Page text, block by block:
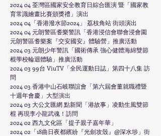
2024 04 荃灣區國家安全教育日綜合匯演 暨 「國家教
育常識繪畫比賽頒獎禮 」 演出
2024 04 「香港潑水節2024」 荔枝角站 街頭演出
2024 04 元朗警區耆樂警訊「香港浸信會聯會浸會園
元朗警區耆樂案『交安國安』體驗營」推廣活動
2024 03 元朗少年警訊「國術傳承 強心健體海綿雙節
棍學校輪迴體驗 」推廣活動
2024 03 99台 ViuTV「全民運動日誌」第四十八集 訪
問
2024 03 香港中山石岐聯誼會「第六屆會董就職禮暨
十週年會慶」大型演出
2024 03 大公文匯網 點新聞 「港故事 」 凌動生風雙節
棍 再現李小龍武魂！ 訪問
2024 02 西九文化區「提子親子嘉年華」
​2024 02「18曲日夜都繽紛『光劍攻殼』@深水埗」街